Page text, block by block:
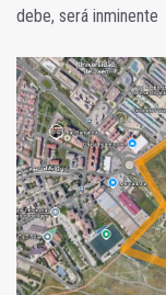
debe, será inminente